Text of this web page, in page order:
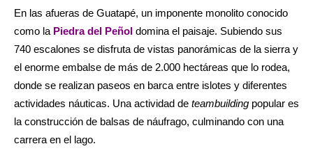
En las afueras de Guatapé, un imponente monolito conocido
como la Piedra del Peñol domina el paisaje. Subiendo sus
740 escalones se disfruta de vistas panorámicas de la sierra y
el enorme embalse de más de 2.000 hectáreas que lo rodea,
donde se realizan paseos en barca entre islotes y diferentes
actividades náuticas. Una actividad de teambuilding popular es
la construcción de balsas de náufrago, culminando con una
carrera en el lago.